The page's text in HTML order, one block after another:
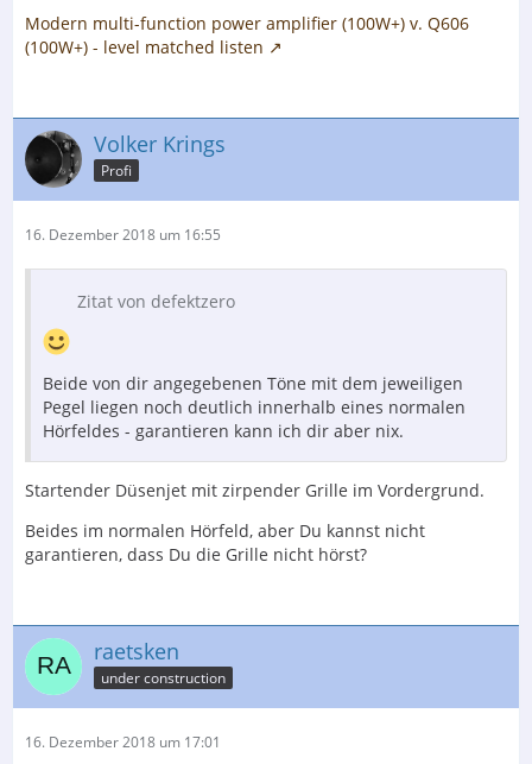
Modern multi-function power amplifier (100W+) v. Q606
(100W+) - level matched listen
Volker Krings
Profi
16. Dezember 2018 um 16:55
Zitat von defektzero
Beide von dir angegebenen Töne mit dem jeweiligen
Pegel liegen noch deutlich innerhalb eines normalen
Hörfeldes - garantieren kann ich dir aber nix.
Startender Düsenjet mit zirpender Grille im Vordergrund.
Beides im normalen Hörfeld, aber Du kannst nicht
garantieren, dass Du die Grille nicht hörst?
raetsken
under construction
16. Dezember 2018 um 17:01